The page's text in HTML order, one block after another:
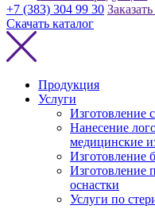
+7 (383) 304 99 30
Скачать каталог
Продукция
Услуги
Изготовление
Нанесение
медицинские
Изготовление
Изготовление
оснастки
Услуги по